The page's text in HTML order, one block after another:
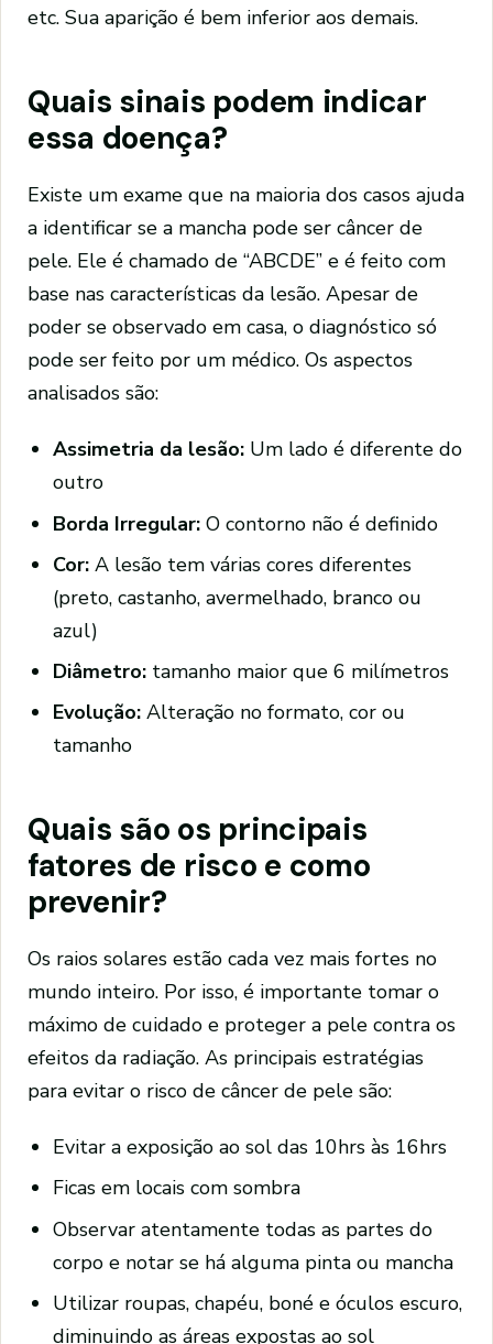
etc. Sua aparição é bem inferior aos demais.
Quais sinais podem indicar
essa doença?
Existe um exame que na maioria dos casos ajuda
a identificar se a mancha pode ser câncer de
pele. Ele é chamado de “ABCDE” e é feito com
base nas características da lesão. Apesar de
poder se observado em casa, o diagnóstico só
pode ser feito por um médico. Os aspectos
analisados são:
Assimetria da lesão: Um lado é diferente do
outro
Borda Irregular: O contorno não é definido
Cor: A lesão tem várias cores diferentes
(preto, castanho, avermelhado, branco ou
azul)
Diâmetro: tamanho maior que 6 milímetros
Evolução: Alteração no formato, cor ou
tamanho
Quais são os principais
fatores de risco e como
prevenir?
Os raios solares estão cada vez mais fortes no
mundo inteiro. Por isso, é importante tomar o
máximo de cuidado e proteger a pele contra os
efeitos da radiação. As principais estratégias
para evitar o risco de câncer de pele são:
Evitar a exposição ao sol das 10hrs às 16hrs
Ficas em locais com sombra
Observar atentamente todas as partes do
corpo e notar se há alguma pinta ou mancha
Utilizar roupas, chapéu, boné e óculos escuro,
diminuindo as áreas expostas ao sol